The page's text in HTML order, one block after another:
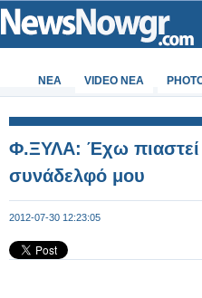
ΝΕΑ VIDEO NEA
Φ.ΞΥΛΑ: Έχω πιαστεί
συνάδελφό μου
2012-07-30 12:23:05